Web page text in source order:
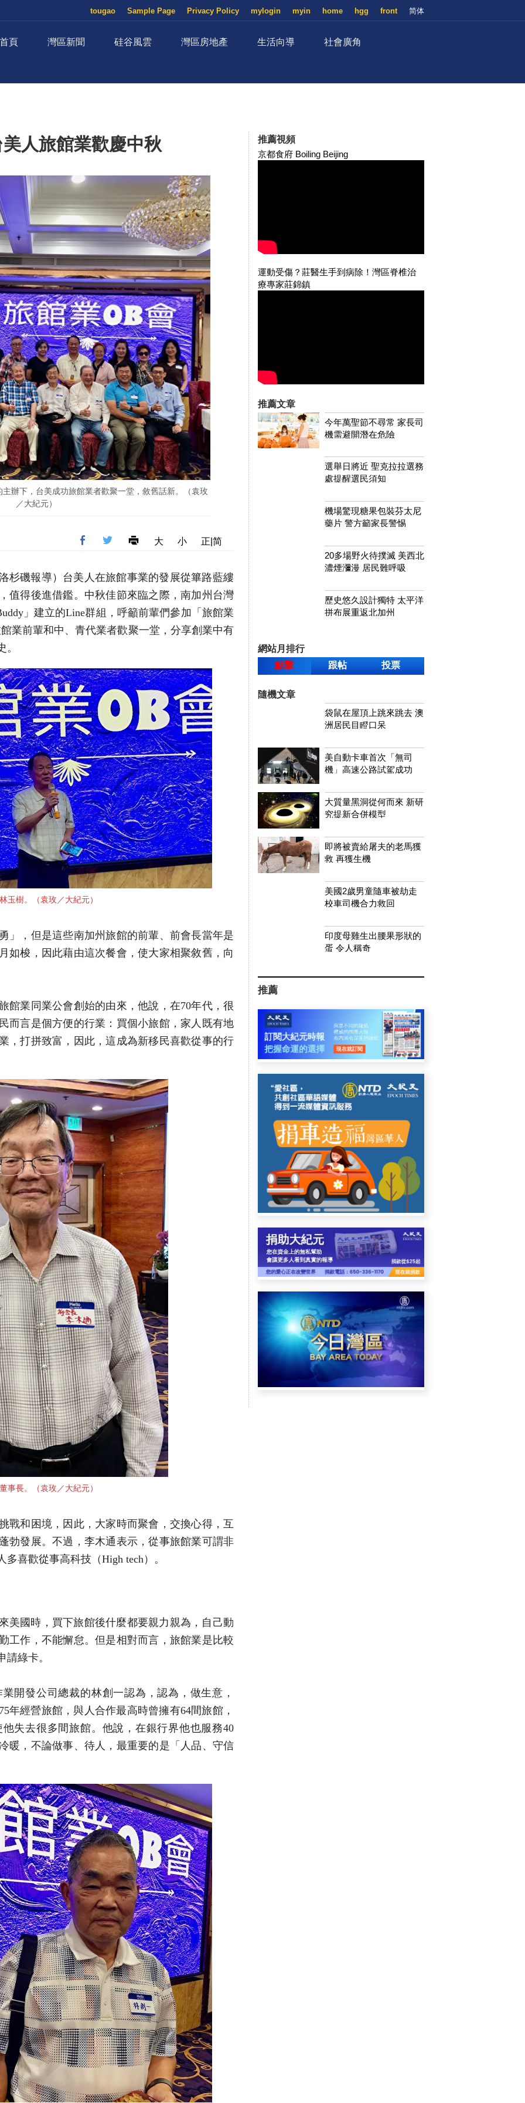
简体
front
hgg
home
myin
mylogin
Privacy Policy
Sample Page
tougao
首頁 灣區新聞 硅谷風雲 灣區房地產 生活向導 社會廣角
人旅館業歡慶中秋
辦下，台美成功旅館業者歡聚一堂，敘舊話新。（袁玫
／大紀元）
大 小 正|简
杉磯報導）台美人在旅館事業的發展從篳路藍縷
值得後進借鑑。中秋佳節來臨之際，南加州台灣
」建立的Line群組，呼籲前輩們參加「旅館業
業前輩和中、青代業者歡聚一堂，分享創業中有
玉樹。（袁玫／大紀元）
」，但是這些南加州旅館的前輩、前會長當年是
如梭，因此藉由這次餐會，使大家相聚敘舊，向
館業同業公會創始的由來，他說，在70年代，很
而言是個方便的行業：買個小旅館，家人既有地
，打拼致富，因此，這成為新移民喜歡從事的行
事長。（袁玫／大紀元）
戰和困境，因此，大家時而聚會，交換心得，互
勃發展。不過，李木通表示，從事旅館業可謂非
喜歡從事高科技（High tech）。
美國時，買下旅館後什麼都要親力親為，自己動
工作，不能懈怠。但是相對而言，旅館業是比較
綠卡。
開發公司總裁的林創一認為，認為，做生意，
年經營旅館，與人合作最高時曾擁有64間旅館，
失去很多間旅館。他說，在銀行界他也服務40
暖，不論做事、待人，最重要的是「人品、守信
推薦視頻
京都食府 Boiling Beijing
運動受傷？莊醫生手到病除！灣區脊椎治
療專家莊錦鎮
推薦文章
今年萬聖節不尋常 家長司
機需避開潛在危險
選舉日將近 聖克拉拉選務
處提醒選民須知
機場驚現糖果包裝芬太尼
藥片 警方籲家長警惕
20多場野火待撲滅 美西北
濃煙瀰漫 居民難呼吸
歷史悠久設計獨特 太平洋
拼布展重返北加州
網站月排行
點擊
跟帖 投票
隨機文章
袋鼠在屋頂上跳來跳去 澳
洲居民目瞪口呆
美自動卡車首次「無司
機」高速公路試駕成功
大質量黑洞從何而來 新研
究提新合併模型
即將被賣給屠夫的老馬獲
救 再獲生機
美國2歲男童隨車被劫走
校車司機合力救回
印度母雞生出腰果形狀的
蛋 令人稱奇
推薦